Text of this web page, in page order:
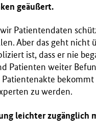
geäußert.
Patientendaten
Aber das geht nicht
ist, dass er nie
Patienten weiter
Patientenakte
zu werden.
leichter zugänglich